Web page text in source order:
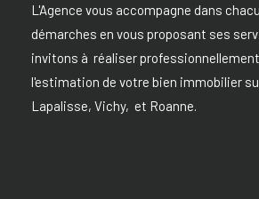
L'Agence vous accompagne dans
démarches en vous proposant ses
invitons à réaliser
l'estimation de votre bien immobilier
Lapalisse, Vichy, et Roanne.